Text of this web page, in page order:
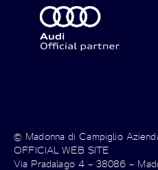
© Madonna di Campiglio
OFFICIAL WEB SITE
Via Pradalago 4 – 38086 –